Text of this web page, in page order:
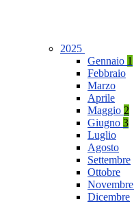
2025
Gennaio 1
Febbraio
Marzo
Aprile
Maggio 2
Giugno 3
Luglio
Agosto
Settembre
Ottobre
Novembre
Dicembre